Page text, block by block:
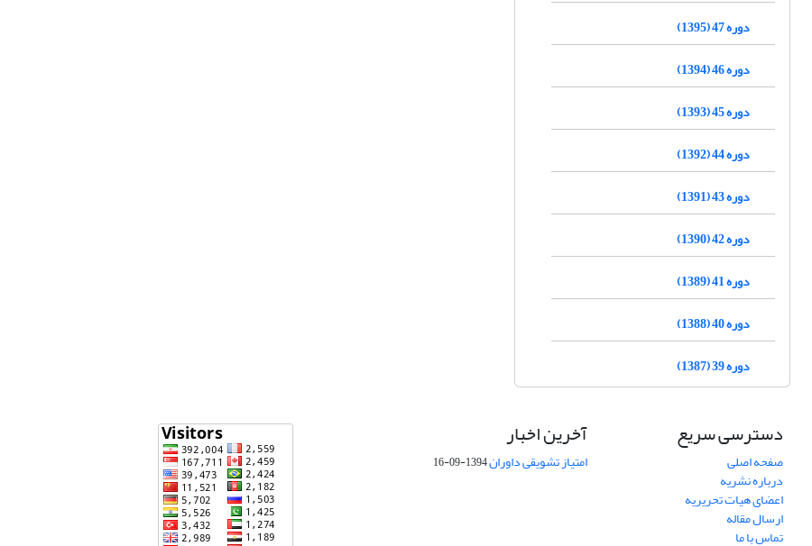
دوره 47 (1395)
دوره 46 (1394)
دوره 45 (1393)
دوره 44 (1392)
دوره 43 (1391)
دوره 42 (1390)
دوره 41 (1389)
دوره 40 (1388)
دوره 39 (1387)
دسترسی سریع
صفحه اصلی
درباره نشریه
اعضای هیات تحریریه
ارسال مقاله
تماس با ما
آخرین اخبار
امتیاز تشویقی داوران1394-09-16